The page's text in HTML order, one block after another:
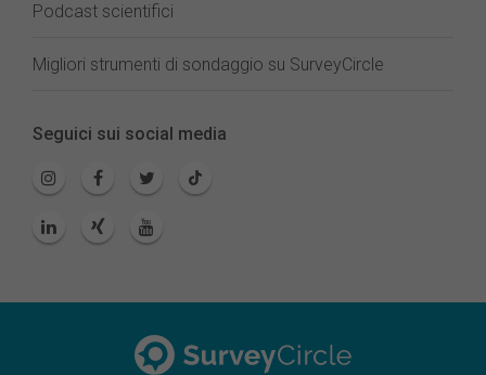
Podcast scientifici
Migliori strumenti di sondaggio su SurveyCircle
Seguici sui social media